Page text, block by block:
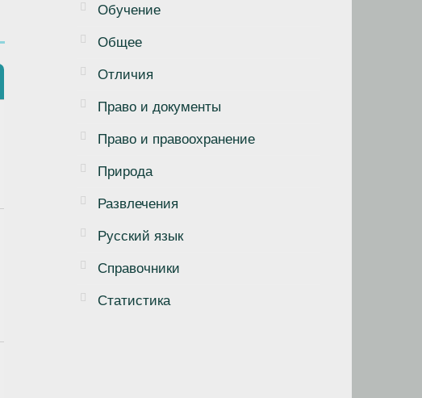
Обучение
Общее
Отличия
Право и документы
Право и правоохранение
Природа
Развлечения
Русский язык
Справочники
Статистика